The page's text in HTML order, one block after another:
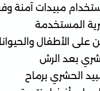
مبيدات آمنة
المستخدمة
الأطفال
بعد الرش
الحشري برماح